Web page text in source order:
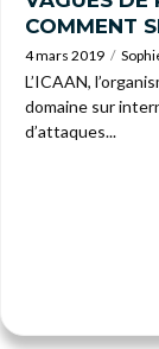
COMMENT
4 mars 2019
L’ICAAN,
domaine sur
d’attaques...